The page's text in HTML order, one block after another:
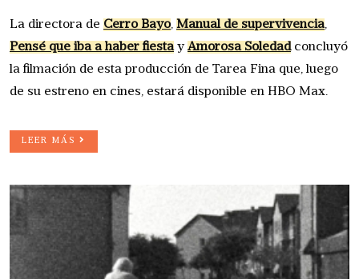
La directora de Cerro Bayo, Manual de supervivencia,
Pensé que iba a haber fiestayAmorosa Soledadconcluyó
la filmación de esta producción de Tarea Fina que, luego
de su estreno en cines, estará disponible en HBO Max.
LEER MÁS